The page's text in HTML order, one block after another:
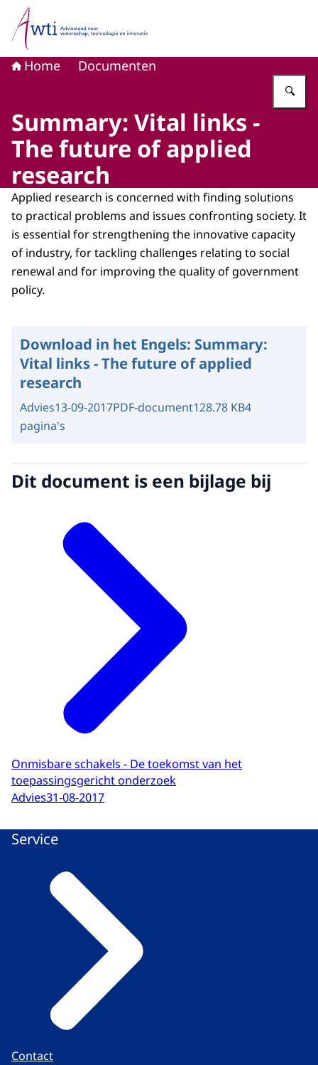
Naar de homepage van Adviesraad voor wetenschap,
Home Documenten
Summary: Vital links -
The future of applied
research
Applied research is concerned with finding solutions
to practical problems and issues confronting society. It
is essential for strengthening the innovative capacity
of industry, for tackling challenges relating to social
renewal and for improving the quality of government
policy.
Download in het Engels: Summary:
Vital links - The future of applied
research
Advies13-09-2017PDF-document128.78 KB4
pagina's
Dit document is een bijlage bij
Onmisbare schakels - De toekomst van het
toepassingsgericht onderzoek
Advies31-08-2017
Service
Contact